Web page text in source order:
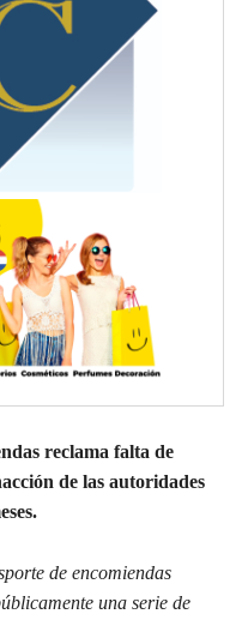
reclama falta de
de las autoridades
de encomiendas
una serie de